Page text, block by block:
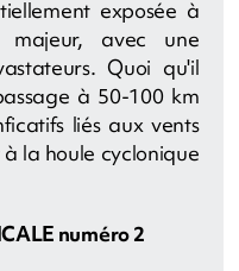
exposée à
majeur, avec une
Quoi qu'il
à 50-100 km
liés aux vents
la houle cyclonique
numéro 2